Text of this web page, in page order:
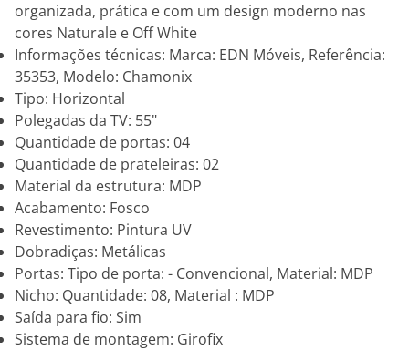
organizada, prática e com um design moderno nas
cores Naturale e Off White
Informações técnicas: Marca: EDN Móveis, Referência:
35353, Modelo: Chamonix
Tipo: Horizontal
Polegadas da TV: 55"
Quantidade de portas: 04
Quantidade de prateleiras: 02
Material da estrutura: MDP
Acabamento: Fosco
Revestimento: Pintura UV
Dobradiças: Metálicas
Portas: Tipo de porta: - Convencional, Material: MDP
Nicho: Quantidade: 08, Material : MDP
Saída para fio: Sim
Sistema de montagem: Girofix